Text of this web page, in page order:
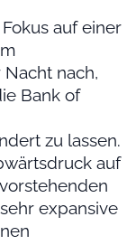
auf einer
nach,
Bank of
zu lassen.
auf
expansive